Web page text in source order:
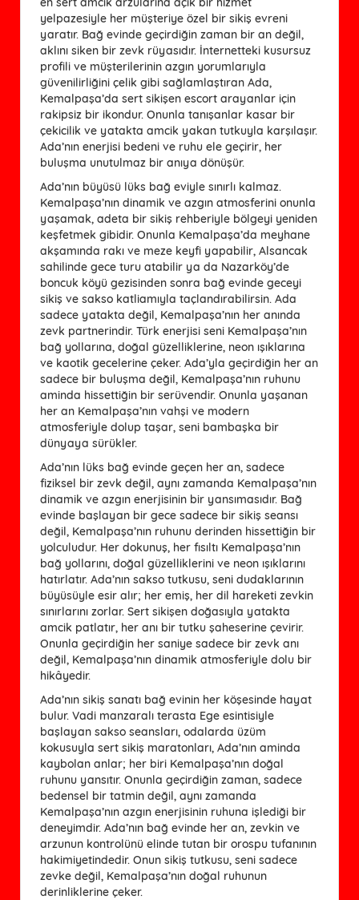
yelpazesiyle her müşteriye özel bir sikiş evreni
yaratır. Bağ evinde geçirdiğin zaman bir an değil,
aklını siken bir zevk rüyasıdır. İnternetteki kusursuz
profili ve müşterilerinin azgın yorumlarıyla
güvenilirliğini çelik gibi sağlamlaştıran Ada,
Kemalpaşa’da sert sikişen escort arayanlar için
rakipsiz bir ikondur. Onunla tanışanlar kasar bir
çekicilik ve yatakta amcik yakan tutkuyla karşılaşır.
Ada’nın enerjisi bedeni ve ruhu ele geçirir, her
buluşma unutulmaz bir anıya dönüşür.
Ada’nın büyüsü lüks bağ eviyle sınırlı kalmaz.
Kemalpaşa’nın dinamik ve azgın atmosferini onunla
yaşamak, adeta bir sikiş rehberiyle bölgeyi yeniden
keşfetmek gibidir. Onunla Kemalpaşa’da meyhane
akşamında rakı ve meze keyfi yapabilir, Alsancak
sahilinde gece turu atabilir ya da Nazarköy’de
boncuk köyü gezisinden sonra bağ evinde geceyi
sikiş ve sakso katliamıyla taçlandırabilirsin. Ada
sadece yatakta değil, Kemalpaşa’nın her anında
zevk partnerindir. Türk enerjisi seni Kemalpaşa’nın
bağ yollarına, doğal güzelliklerine, neon ışıklarına
ve kaotik gecelerine çeker. Ada’yla geçirdiğin her an
sadece bir buluşma değil, Kemalpaşa’nın ruhunu
aminda hissettiğin bir serüvendir. Onunla yaşanan
her an Kemalpaşa’nın vahşi ve modern
atmosferiyle dolup taşar, seni bambaşka bir
dünyaya sürükler.
Ada’nın lüks bağ evinde geçen her an, sadece
fiziksel bir zevk değil, aynı zamanda Kemalpaşa’nın
dinamik ve azgın enerjisinin bir yansımasıdır. Bağ
evinde başlayan bir gece sadece bir sikiş seansı
değil, Kemalpaşa’nın ruhunu derinden hissettiğin bir
yolculudur. Her dokunuş, her fısıltı Kemalpaşa’nın
bağ yollarını, doğal güzelliklerini ve neon ışıklarını
hatırlatır. Ada’nın sakso tutkusu, seni dudaklarının
büyüsüyle esir alır; her emiş, her dil hareketi zevkin
sınırlarını zorlar. Sert sikişen doğasıyla yatakta
amcik patlatır, her anı bir tutku şaheserine çevirir.
Onunla geçirdiğin her saniye sadece bir zevk anı
değil, Kemalpaşa’nın dinamik atmosferiyle dolu bir
hikâyedir.
Ada’nın sikiş sanatı bağ evinin her köşesinde hayat
bulur. Vadi manzaralı terasta Ege esintisiyle
başlayan sakso seansları, odalarda üzüm
kokusuyla sert sikiş maratonları, Ada’nın aminda
kaybolan anlar; her biri Kemalpaşa’nın doğal
ruhunu yansıtır. Onunla geçirdiğin zaman, sadece
bedensel bir tatmin değil, aynı zamanda
Kemalpaşa’nın azgın enerjisinin ruhuna işlediği bir
deneyimdir. Ada’nın bağ evinde her an, zevkin ve
arzunun kontrolünü elinde tutan bir orospu tufanının
hakimiyetindedir. Onun sikiş tutkusu, seni sadece
zevke değil, Kemalpaşa’nın doğal ruhunun
derinliklerine çeker.